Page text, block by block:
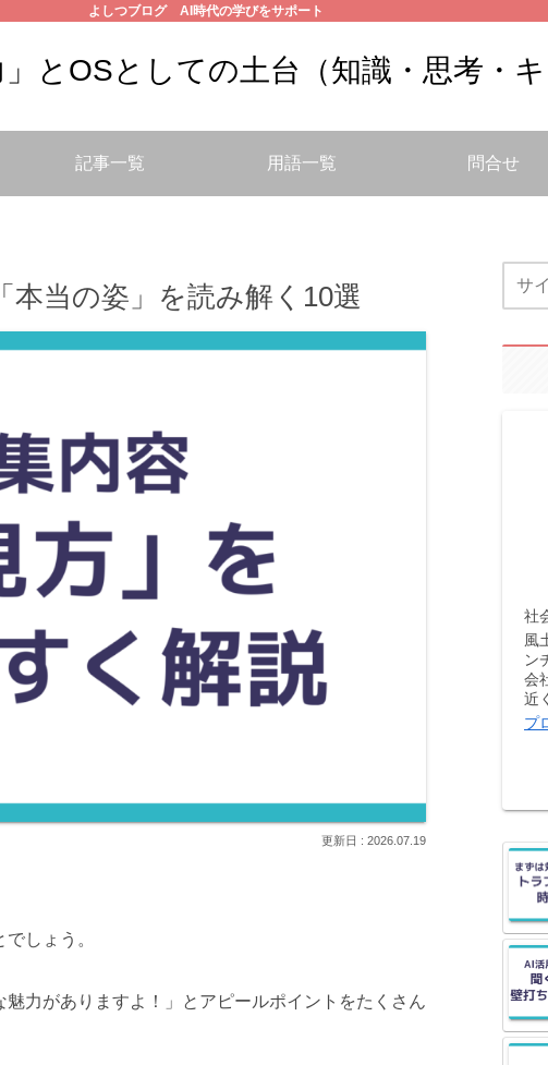
よしつブログ AI時代の学びをサポート
とOSとしての土台（知識・思考・
記事一覧 用語一覧 問合せ
当の姿」を読み解く10選
2026.07.19
しょう。
力がありますよ！」とアピールポイントをたくさん
社
風
ン
会
近
プ